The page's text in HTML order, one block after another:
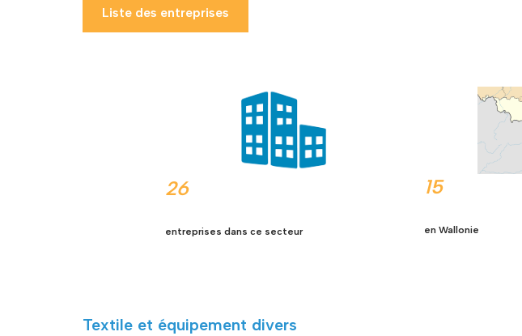
Liste des entreprises
26
entreprises dans ce secteur
15
en Wallonie
Textile et équipement divers